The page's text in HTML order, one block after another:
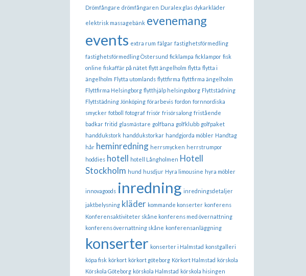
Drömfångare drömfångaren Duralex glas dykarkläder
elektrisk massagebänk evenemang
events extra rum fälgar fastighetsförmedling
fastighetsförmedling Östersund ficklampa ficklampor fisk
online fiskaffär på nätet flytt ängelholm flytta flytta i
ängelholm Flytta utomlands flyttfirma flyttfirma ängelholm
Flyttfirma Helsingborg flytthjälp helsingoborg Flyttstädning
Flyttstädning Jönköping förarbevis fordon fornnordiska
smycker fotboll fotograf frisör frisörsalong fristående
badkar fritid glasmästare golfbana golfklubb golfpaket
handdukstork handdukstorkar handgjorda möbler Handtag
hår heminredning herrsmycken herrstrumpor
hoddies hotell hotell Långholmen Hotell
Stockholm hund husdjur Hyra limousine hyra möbler
innovagoods inredning inredningsdetaljer
jaktbelysning kläder kommande konserter konferens
Konferensaktiviteter skåne konferens med övernattning
konferens övernattning skåne konferensanläggning
konserter konserter i Halmstad konstgalleri
köpa fisk körkort körkort göteborg Körkort Halmstad körskola
Körskola Göteborg körskola Halmstad körskola hisingen